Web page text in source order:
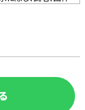
お願いしており
ただきます。
き